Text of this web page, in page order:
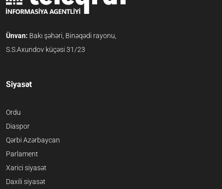
Ünvan: Bakı şəhəri, Binəqədi rayonu,
S.S.Axundov küçəsi 31/23
Siyasət
Ordu
Diaspor
Qərbi Azərbaycan
Parlament
Xarici siyasət
Daxili siyasət